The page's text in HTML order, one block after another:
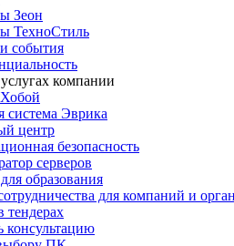
Зеон
ТехноСтиль
события
компании
система Эврика
центр
безопасность
серверов
образования
для компаний и
тендерах
консультацию